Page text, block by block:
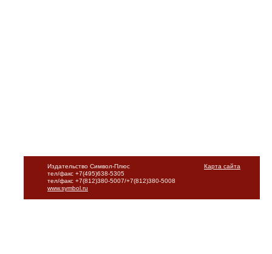
Карта сайта
Издательство Символ-Плюс
тел/факс +7(495)638-5305
тел/факс +7(812)380-5007/+7(812)380-5008
www.symbol.ru